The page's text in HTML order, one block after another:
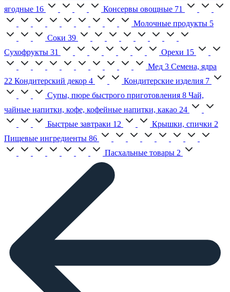
ягодные 16 Консервы овощные 71
Молочные продукты 5
Соки 39
Сухофрукты 31 Орехи 15
Мед 3 Семена, ядра
22 Кондитерский декор 4 Кондитерские изделия 7
Супы, пюре быстрого приготовления 8 Чай,
чайные напитки, кофе, кофейные напитки, какао 24
Быстрые завтраки 12 Крышки, спички 2
Пищевые ингредиенты 86
Пасхальные товары 2